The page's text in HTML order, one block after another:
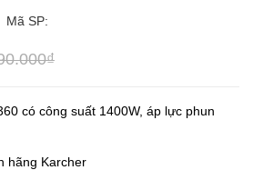
Mã SP:
có công suất 1400W, áp lực phun
hãng Karcher